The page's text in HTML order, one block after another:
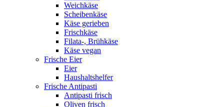
Weichkäse
Scheibenkäse
Käse gerieben
Frischkäse
Filata-, Brühkäse
Käse vegan
Frische Eier
Eier
Haushaltshelfer
Frische Antipasti
Antipasti frisch
Oliven frisch